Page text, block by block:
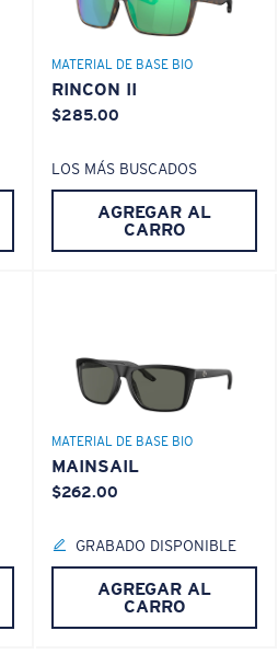
- Cobertura máxima
diseño envolvente máximos
de luz.
calcular el ajuste que
una monturapequeñao
C-WALL®
C-WALL®
MATERIAL DE BASE BIO
RINCON II
$285.00
LOS MÁS BUSCADOS
AGREGAR AL
CARRO
MATERIAL DE BASE BIO
MAINSAIL
$262.00
GRABADO DISPONIBLE
AGREGAR AL
CARRO